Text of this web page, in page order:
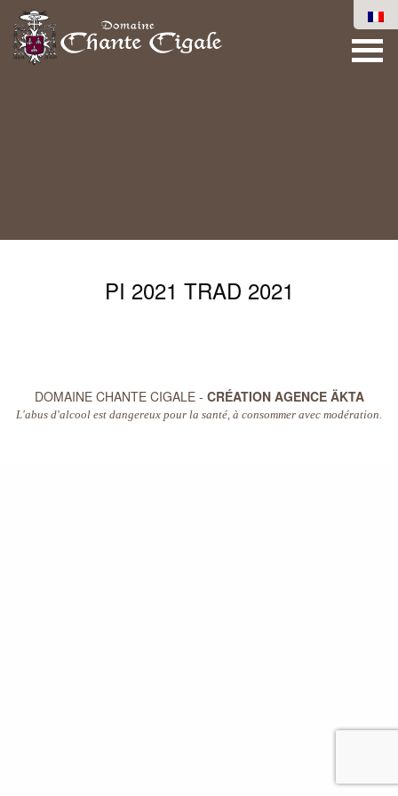
PI 2021 TRAD 2021
DOMAINE CHANTE CIGALE - CRÉATION AGENCE ÄKTA
L'abus d'alcool est dangereux pour la santé, à consommer avec modération.